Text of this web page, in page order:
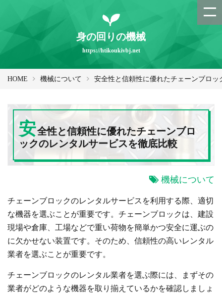
身の回りの機械
https://htikoukivbj.net
HOME 機械について 安全性と信頼性に優れたチェーンブロ
安全性と信頼性に優れたチェーンブロ
ックのレンタルサービスを徹底比較
機械について
チェーンブロックのレンタルサービスを利用する際、適切
な機器を選ぶことが重要です。チェーンブロックは、建設
現場や倉庫、工場などで重い荷物を簡単かつ安全に運ぶの
に欠かせない装置です。そのため、信頼性の高いレンタル
業者を選ぶことが重要です。
チェーンブロックのレンタル業者を選ぶ際には、まずその
業者がどのような機器を取り揃えているかを確認しましょ